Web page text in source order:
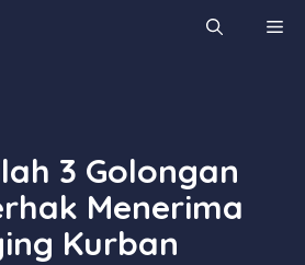
3 Golongan
Menerima
Kurban